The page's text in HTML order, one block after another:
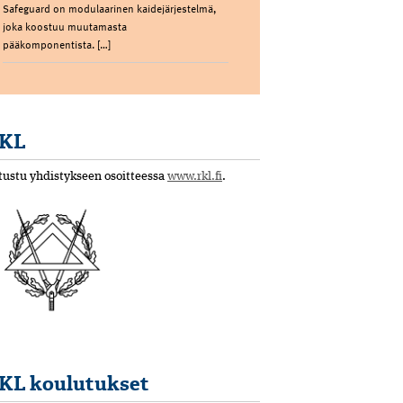
Safeguard on modulaarinen kaidejärjestelmä,
joka koostuu muutamasta
pääkomponentista. […]
yhdistykseen osoitteessa www.rkl.fi.
koulutukset